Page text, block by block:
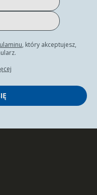
, który akceptujesz,